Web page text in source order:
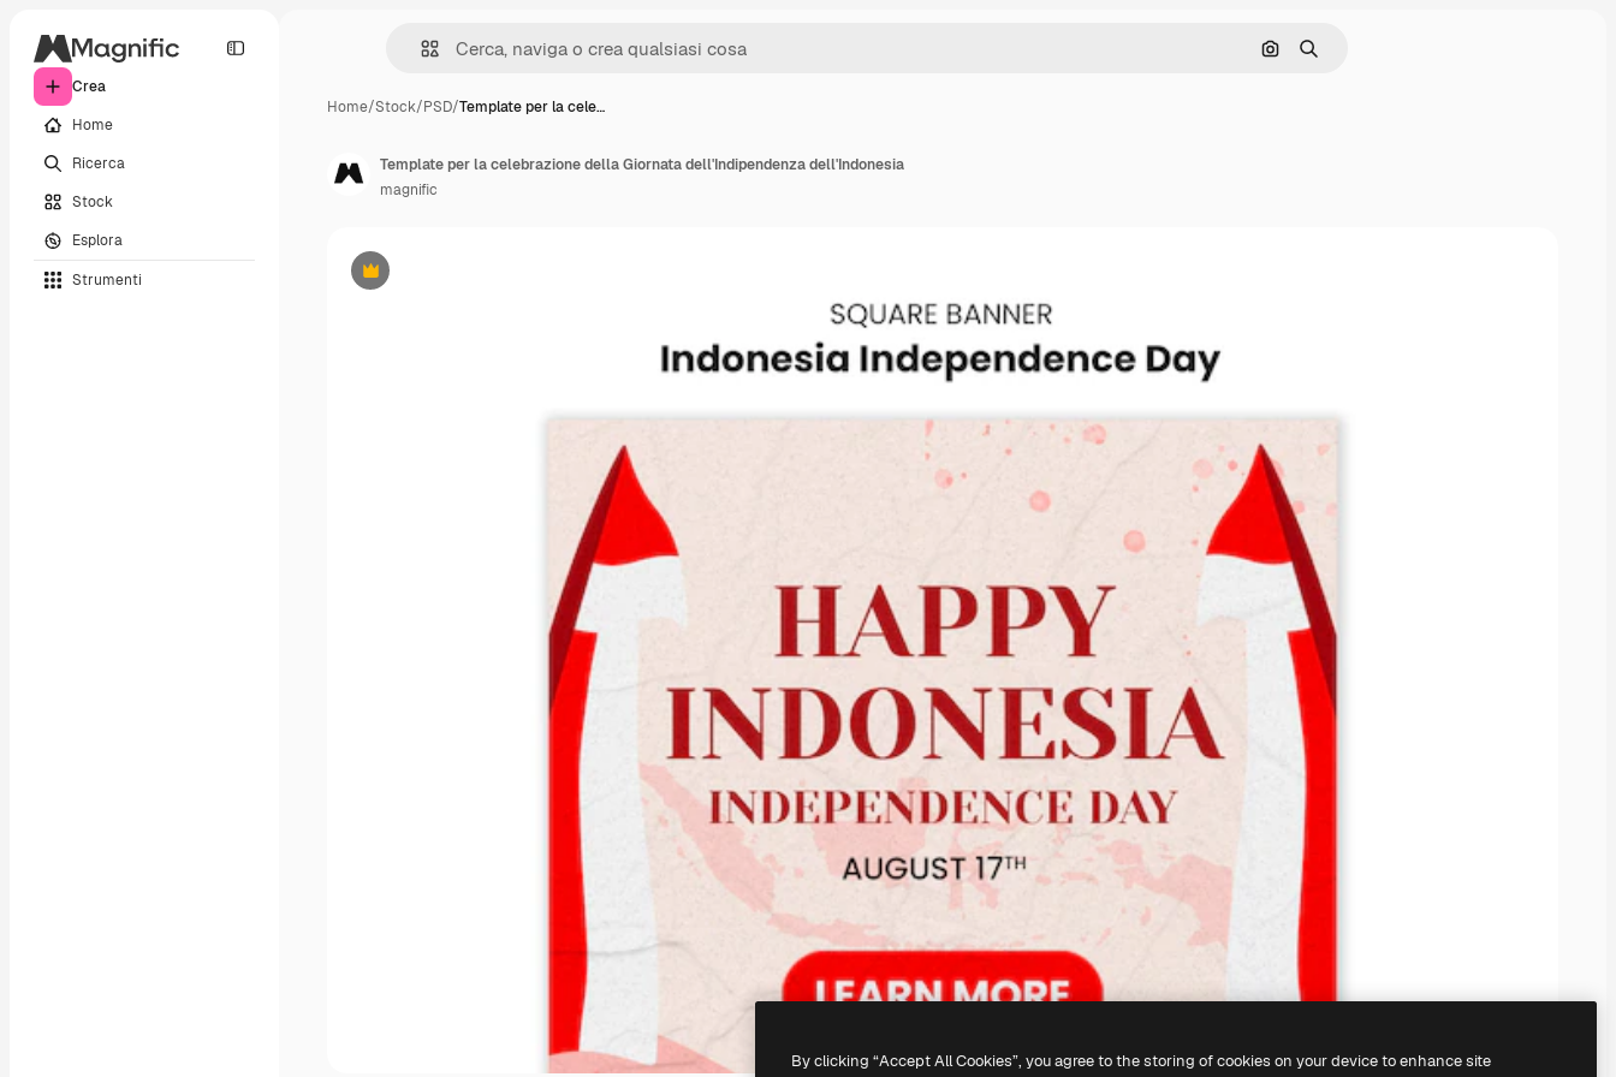
Crea
Home
Ricerca
Stock
Esplora
Strumenti
Cerca per immagine
Ricerca
Home/Stock/PSD/Template per la cele…
Premium
Template per la celebrazione della Giornata dell'Indipendenza dell'Indonesia
magnific
By clicking “Accept All Cookies”, you agree to the storing of cookies on your device to enhance site